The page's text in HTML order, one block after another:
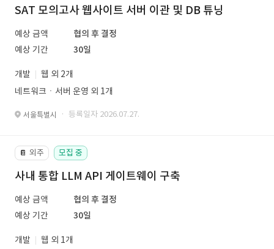
SAT 모의고사 웹사이트 서버 이관 및 DB 튜닝
예상 금액
협의 후 결정
예상 기간
30일
개발
웹 외 2개
네트워크ㆍ서버 운영 외 1개
서울특별시 · 등록일자 2026.07.27.
📔 외주 모집 중
사내 통합 LLM API 게이트웨이 구축
예상 금액
협의 후 결정
예상 기간
30일
개발
웹 외 1개